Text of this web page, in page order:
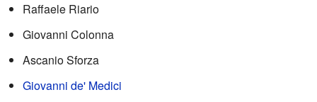
Raffaele Riario
Giovanni Colonna
Ascanio Sforza
Giovanni de' Medici